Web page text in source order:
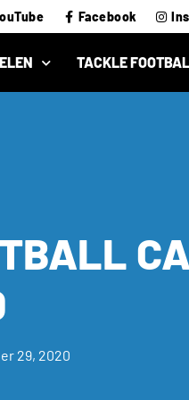
Facebook
TACKLE
29, 2020